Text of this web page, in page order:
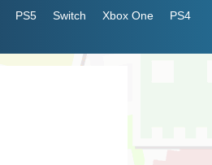
PS5 Switch Xbox One
PS4